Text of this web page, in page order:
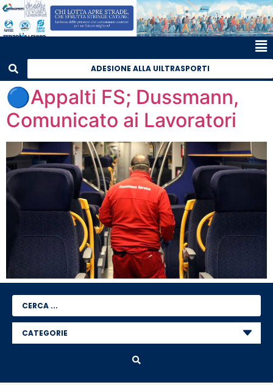
ADESIONE ALLA UILTRASPORTI
🔵Appalti FS; Dussmann,
Comunicato ai Lavoratori